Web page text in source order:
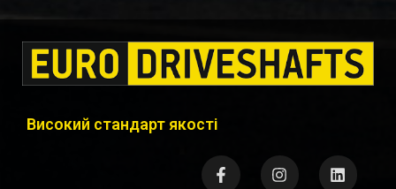
Високий стандарт якості